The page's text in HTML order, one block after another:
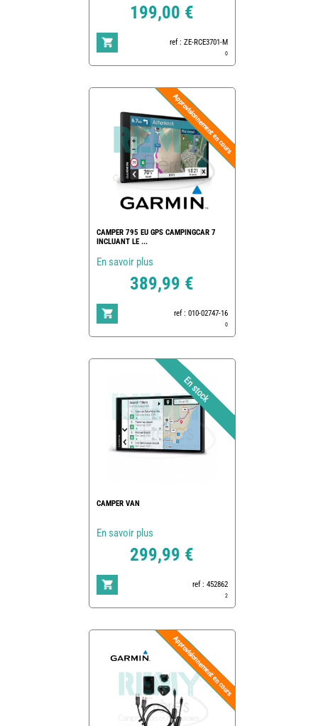
199,00 €
ref : ZE-RCE3701-M
0
CAMPER 795 EU GPS CAMPINGCAR 7
INCLUANT LE ...
En savoir plus
389,99 €
ref : 010-02747-16
0
CAMPER VAN
En savoir plus
299,99 €
ref : 452862
2